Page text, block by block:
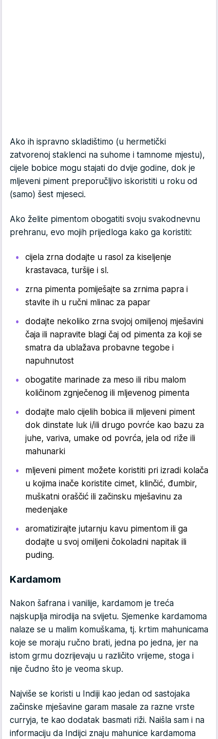
Ako ih ispravno skladištimo (u hermetički
zatvorenoj staklenci na suhome i tamnome mjestu),
cijele bobice mogu stajati do dvije godine, dok je
mljeveni piment preporučljivo iskoristiti u roku od
(samo) šest mjeseci.
Ako želite pimentom obogatiti svoju svakodnevnu
prehranu, evo mojih prijedloga kako ga koristiti:
cijela zrna dodajte u rasol za kiseljenje
krastavaca, turšije i sl.
zrna pimenta pomiješajte sa zrnima papra i
stavite ih u ručni mlinac za papar
dodajte nekoliko zrna svojoj omiljenoj mješavini
čaja ili napravite blagi čaj od pimenta za koji se
smatra da ublažava probavne tegobe i
napuhnutost
obogatite marinade za meso ili ribu malom
količinom zgnječenog ili mljevenog pimenta
dodajte malo cijelih bobica ili mljeveni piment
dok dinstate luk i/ili drugo povrće kao bazu za
juhe, variva, umake od povrća, jela od riže ili
mahunarki
mljeveni piment možete koristiti pri izradi kolača
u kojima inače koristite cimet, klinčić, đumbir,
muškatni oraščić ili začinsku mješavinu za
medenjake
aromatizirajte jutarnju kavu pimentom ili ga
dodajte u svoj omiljeni čokoladni napitak ili
puding.
Kardamom
Nakon šafrana i vanilije, kardamom je treća
najskuplja mirodija na svijetu. Sjemenke kardamoma
nalaze se u malim komuškama, tj. krtim mahunicama
koje se moraju ručno brati, jedna po jedna, jer na
istom grmu dozrijevaju u različito vrijeme, stoga i
nije čudno što je veoma skup.
Najviše se koristi u Indiji kao jedan od sastojaka
začinske mješavine garam masale za razne vrste
curryja, te kao dodatak basmati riži. Naišla sam i na
informaciju da Indijci znaju mahunice kardamoma